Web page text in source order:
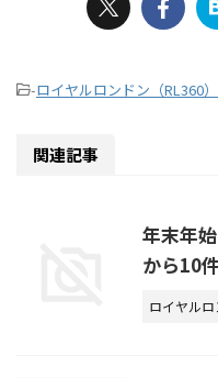
-ロイヤルロンドン（RL360）
関連記事
年末年
から10
ロイヤルロ